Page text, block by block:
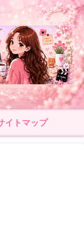
イトマップ